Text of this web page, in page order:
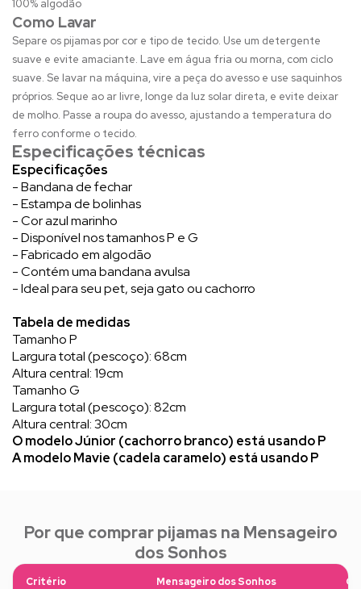
100% algodão
Como Lavar
Separe os pijamas por cor e tipo de tecido. Use um detergente
suave e evite amaciante. Lave em água fria ou morna, com ciclo
suave. Se lavar na máquina, vire a peça do avesso e use saquinhos
próprios. Seque ao ar livre, longe da luz solar direta, e evite deixar
de molho. Passe a roupa do avesso, ajustando a temperatura do
ferro conforme o tecido.
Especificações técnicas
Especificações
- Bandana de fechar
- Estampa de bolinhas
- Cor azul marinho
- Disponível nos tamanhos P e G
- Fabricado em algodão
- Contém uma bandana avulsa
- Ideal para seu pet, seja gato ou cachorro
Tabela de medidas
Tamanho P
Largura total (pescoço): 68cm
Altura central: 19cm
Tamanho G
Largura total (pescoço): 82cm
Altura central: 30cm
O modelo Júnior (cachorro branco) está usando P
A modelo Mavie (cadela caramelo) está usando P
Por que comprar pijamas na Mensageiro
dos Sonhos
Critério Mensageiro dos Sonhos